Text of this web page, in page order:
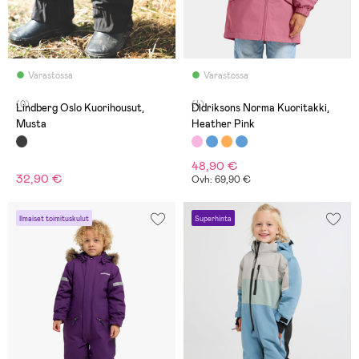
Varastossa
(0)
Lindberg Oslo Kuorihousut,
Musta
32,90 €
Varastossa
(4)
Didriksons Norma Kuoritakki,
Heather Pink
48,90 €
Ovh: 69,90 €
Ilmaiset toimituskulut Superhinta